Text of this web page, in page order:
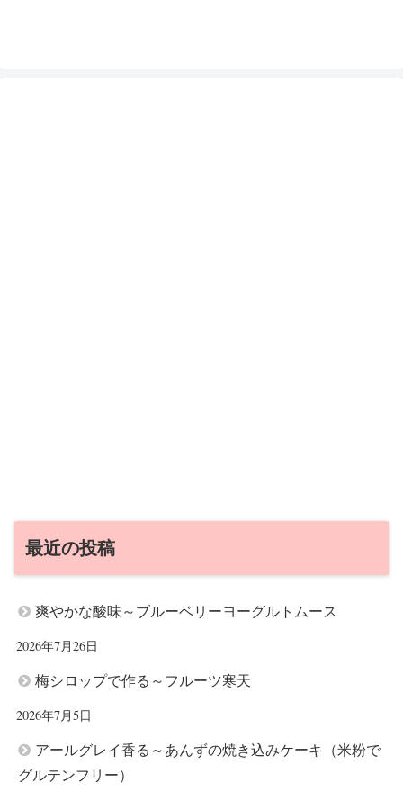
最近の投稿
爽やかな酸味～ブルーベリーヨーグルトムース
2026年7月26日
梅シロップで作る～フルーツ寒天
2026年7月5日
アールグレイ香る～あんずの焼き込みケーキ（米粉で
グルテンフリー）